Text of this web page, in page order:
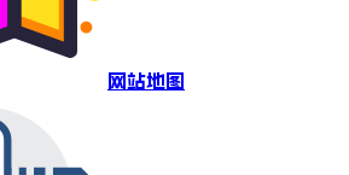
网站地图